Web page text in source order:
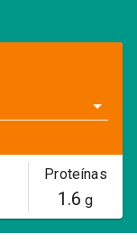
Proteínas
1.6 g